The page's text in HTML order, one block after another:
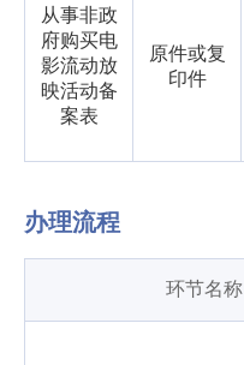
从事非政
府购买电
影流动放
映活动备
案表
原件或复
印件
办理流程
环节名称